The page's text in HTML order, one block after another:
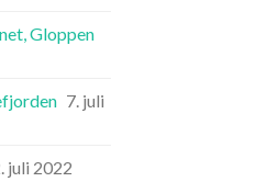
Gloppen
7. juli
juli 2022